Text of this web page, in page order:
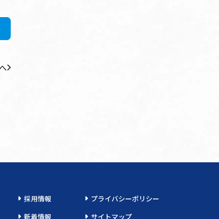
採用情報
新着情報
プライバシーポリシー
サイトマップ